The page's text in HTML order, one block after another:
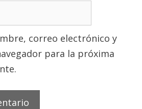
correo electrónico y
para la próxima